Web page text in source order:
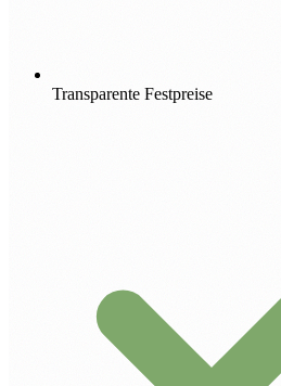
Transparente Festpreise